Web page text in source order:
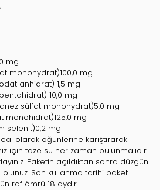
mg
monohydrat)100,0 mg
anhidrat) 1,5 mg
10,0 mg
sülfat monohydrat)5,0 mg
monohidrat)125,0 mg
selenit)0,2 mg
olarak öğünlerine karıştırarak
için taze su her zaman bulunmalıdır.
Paketin açıldıktan sonra düzgün
olunuz. Son kullanma tarihi paket
raf ömrü 18 aydır.